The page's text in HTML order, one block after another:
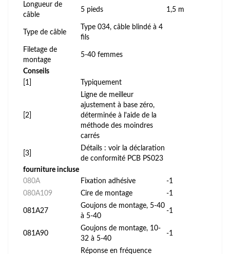
Longueur de
câble
5 pieds 1,5 m
Type de câble
Type 034, câble blindé à 4
fils
Filetage de
montage
5-40 femmes
Conseils
[1]
Typiquement
[2]
Ligne de meilleur
ajustement à base zéro,
déterminée à l'aide de la
méthode des moindres
carrés
[3]
Détails : voir la déclaration
de conformité PCB PS023
fourniture incluse
080A
Fixation adhésive
-1
080A109
Cire de montage -1
081A27
Goujons de montage, 5-40
à 5-40
-1
081A90
Goujons de montage, 10-
32 à 5-40
-1
Réponse en fréquence